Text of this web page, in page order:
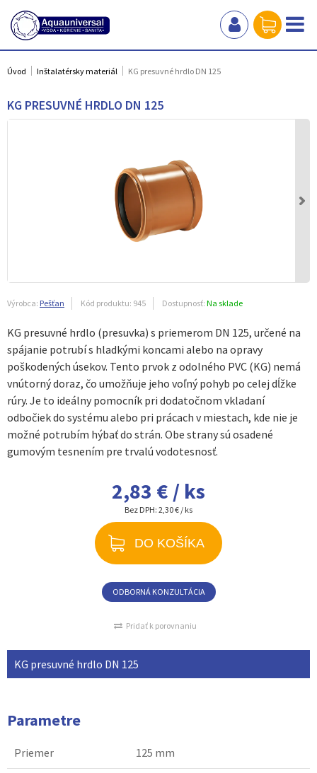
Úvod Inštalatérsky materiál KG presuvné hrdlo DN 125
KG PRESUVNÉ HRDLO DN 125
Výrobca: Pešťan Kód produktu: 945 Dostupnosť: Na sklade
KG presuvné hrdlo (presuvka) s priemerom DN 125, určené na
spájanie potrubí s hladkými koncami alebo na opravy
poškodených úsekov. Tento prvok z odolného PVC (KG) nemá
vnútorný doraz, čo umožňuje jeho voľný pohyb po celej dĺžke
rúry. Je to ideálny pomocník pri dodatočnom vkladaní
odbočiek do systému alebo pri prácach v miestach, kde nie je
možné potrubím hýbať do strán. Obe strany sú osadené
gumovým tesnením pre trvalú vodotesnosť.
2,83 € / ks
Bez DPH: 2,30 € / ks
DO KOŠÍKA
ODBORNÁ KONZULTÁCIA
Pridať k porovnaniu
KG presuvné hrdlo DN 125
Parametre
Priemer 125 mm